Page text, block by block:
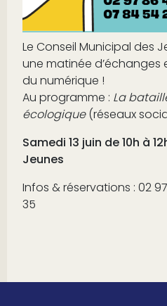
Le Conseil Municipal des
une matinée d’échanges
du numérique !
Au programme : La
écologique(réseaux
Samedi 13 juin de 10h à
Jeunes
Infos & réservations : 02
35